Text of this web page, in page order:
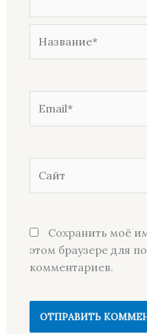
Сохранить моё
этом браузере для
комментариев.